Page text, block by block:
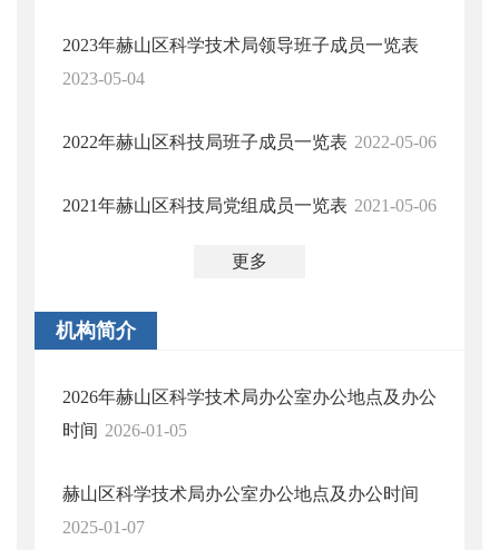
2023年赫山区科学技术局领导班子成员一览表
2023-05-04
2022年赫山区科技局班子成员一览表 2022-05-06
2021年赫山区科技局党组成员一览表 2021-05-06
更多
机构简介
2026年赫山区科学技术局办公室办公地点及办公
时间 2026-01-05
赫山区科学技术局办公室办公地点及办公时间
2025-01-07